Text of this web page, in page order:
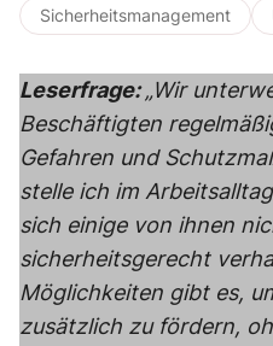
Sicherheitsmanagement
Leserfrage:„Wir
Beschäftigten
Gefahren und
stelle ich im
sich einige von ihnen
sicherheitsgerecht
Möglichkeiten gibt es,
zusätzlich zu fördern,